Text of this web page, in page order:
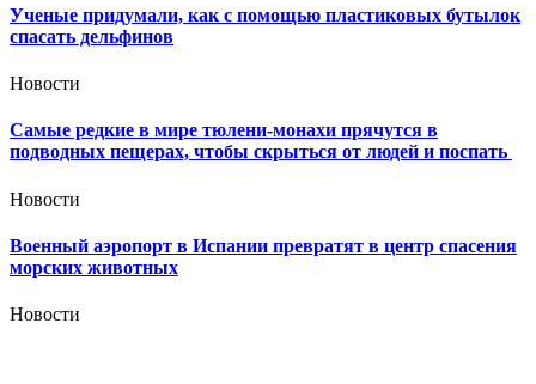
Ученые придумали, как с помощью пластиковых бутылок
спасать дельфинов
Новости
Самые редкие в мире тюлени-монахи прячутся в
подводных пещерах, чтобы скрыться от людей и поспать
Новости
Военный аэропорт в Испании превратят в центр спасения
морских животных
Новости